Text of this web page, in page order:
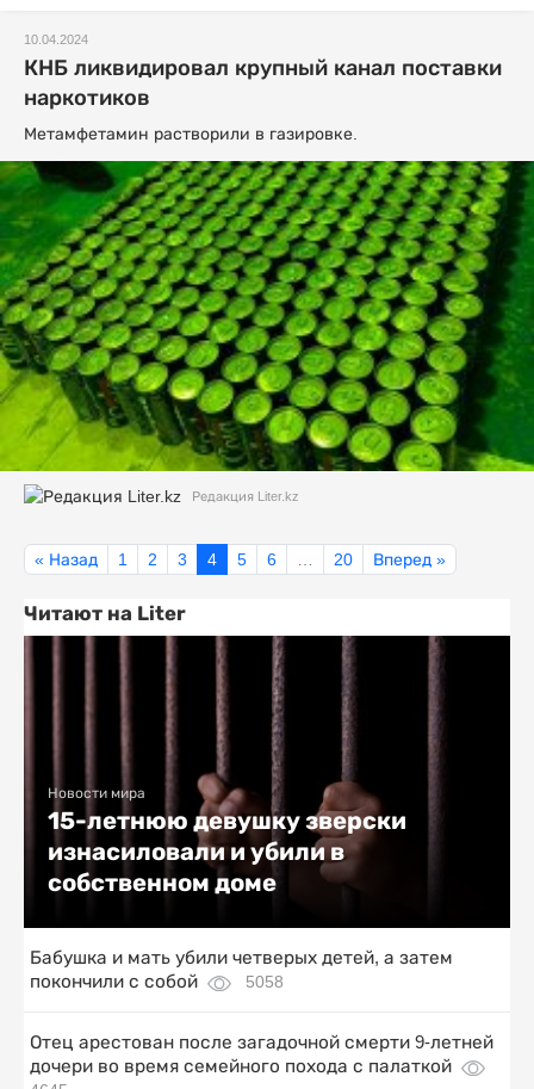
10.04.2024
КНБ ликвидировал крупный канал поставки
наркотиков
Метамфетамин растворили в газировке.
Редакция Liter.kz
« Назад 1 2 3 4 5 6 20 Вперед »
Читают на Liter
Новости мира
15-летнюю девушку зверски
изнасиловали и убили в
собственном доме
Бабушка и мать убили четверых детей, а затем
покончили с собой
5058
Отец арестован после загадочной смерти 9-летней
дочери во время семейного похода с палаткой